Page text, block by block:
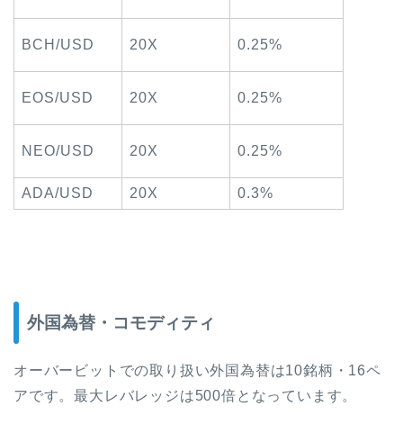
BCH/USD 20X 0.25%
EOS/USD 20X 0.25%
NEO/USD 20X 0.25%
ADA/USD 20X 0.3%
外国為替・コモディティ
オーバービットでの取り扱い外国為替は10銘柄・16ペ
アです。最大レバレッジは500倍となっています。